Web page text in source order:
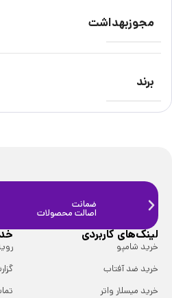
مجوزبهداشت
برند
ضمانت
اصالت محصولات
لینک‌های کاربردی
خرید شامپو
خرید ضد آفتاب
خرید میسلار واتر